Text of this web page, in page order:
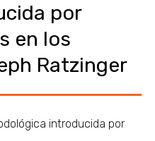
por
en los
Ratzinger
introducida por